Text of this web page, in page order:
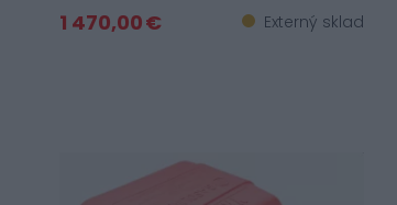
1 470,00 € Externý sklad